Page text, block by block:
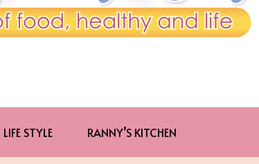
LIFE STYLE RANNY’S KITCHEN